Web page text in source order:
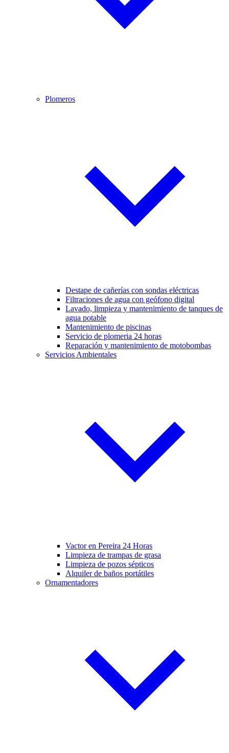
Plomeros
Destape de cañerías con sondas eléctricas
Filtraciones de agua con geófono digital
Lavado, limpieza y mantenimiento de tanques de
agua potable
Mantenimiento de piscinas
Servicio de plomeria 24 horas
Reparación y mantenimiento de motobombas
Servicios Ambientales
Vactor en Pereira 24 Horas
Limpieza de trampas de grasa
Limpieza de pozos sépticos
Alquiler de baños portátiles
Ornamentadores